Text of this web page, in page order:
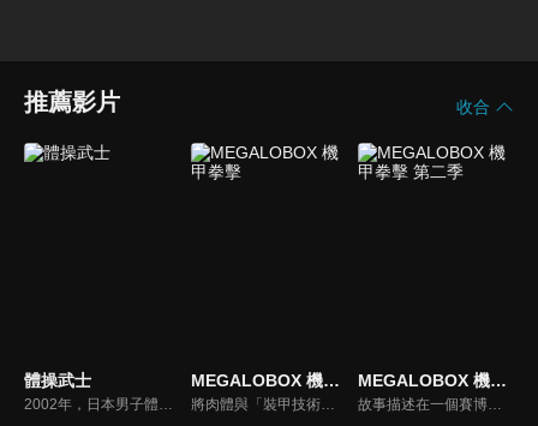
推薦影片 收合
體操武士
2002年，日本男子體操界盛極一時的年代。為體操傾注生涯的前日本國手「荒垣城太郎」（29 歲），縱然漸漸沒辦法隨心所欲演出，他依然每日持續不斷鞭策自己。直到有一天，他的教練「天草」勸他引退。城太郎就此陷入苦惱，唯有女兒「玲」依然鼓勵支持他。然後，荒垣家的命運將因為某個『邂逅』大為改變。
MEGALOBOX 機甲拳擊
將肉體與「裝甲技術」融合的究極格鬥技——「MEGALOBOX」，將自己的全部賭在上面的男人們的熱血戰鬥開始！今天也立於非認可地區的賭博比賽賽場上的MEGALO拳擊手「JUNK DOG」。雖然具備實力，自己卻只有比賽造假賺錢這一條生存之道，他為這樣的「現在」感到心焦。但是，他與孤高的冠軍-勇利相遇後，作為一個MEGALO拳擊手，作為一個男人，向自己的「現在」發起挑戰。
MEGALOBOX 機甲拳擊 第二季
故事描述在一個賽博龐克風的近未來，發展出了以外骨骼裝甲和拳擊融合的究極格鬥競技「MEGALOBOX」，但身為沒有市民權資格、居住在非認可區的主角JNK DOG即便想參賽，卻也只能被困在鄉下靠著打假比賽維生。本次的續做將以前作 7 年後的世界做為舞台，再度展開一場場精彩的對決。